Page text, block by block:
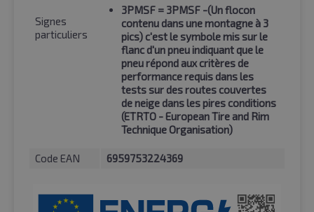
Signes
particuliers
3PMSF = 3PMSF -(Un flocon
contenu dans une montagne à 3
pics) c'est le symbole mis sur le
flanc d'un pneu indiquant que le
pneu répond aux critères de
performance requis dans les
tests sur des routes couvertes
de neige dans les pires conditions
(ETRTO - European Tire and Rim
Technique Organisation)
Code EAN 6959753224369